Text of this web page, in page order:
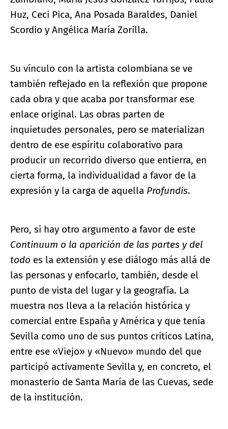
Huz, Ceci Pica, Ana Posada Baraldes, Daniel
Scordio y Angélica María Zorilla.
Su vínculo con la artista colombiana se ve
también reflejado en la reflexión que propone
cada obra y que acaba por transformar ese
enlace original. Las obras parten de
inquietudes personales, pero se materializan
dentro de ese espíritu colaborativo para
producir un recorrido diverso que entierra, en
cierta forma, la individualidad a favor de la
expresión y la carga de aquella Profundis.
Pero, si hay otro argumento a favor de este
Continuum o la aparición de las partes y del
todo es la extensión y ese diálogo más allá de
las personas y enfocarlo, también, desde el
punto de vista del lugar y la geografía. La
muestra nos lleva a la relación histórica y
comercial entre España y América y que tenía
Sevilla como uno de sus puntos críticos Latina,
entre ese «Viejo» y «Nuevo» mundo del que
participó activamente Sevilla y, en concreto, el
monasterio de Santa María de las Cuevas, sede
de la institución.